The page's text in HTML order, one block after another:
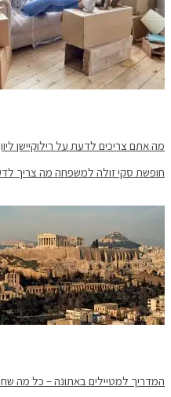
מה אתם צריכים לדעת על רילוקיישן
חופשת סקי זולה למשפחה מה צריך
המדריך למטיילים באתונה – כל מה